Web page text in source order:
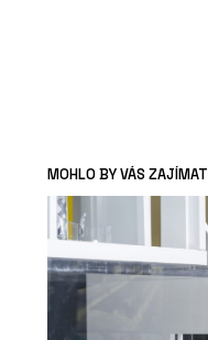
MOHLO BY VÁS ZAJÍMAT